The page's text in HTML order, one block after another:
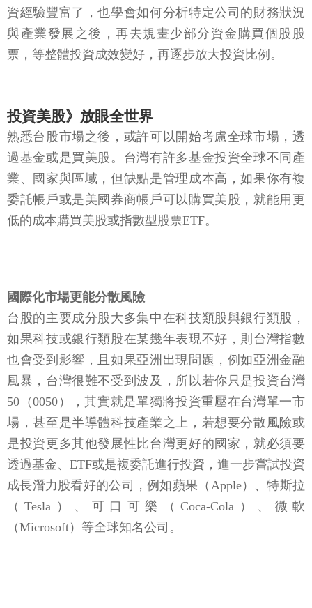
資經驗豐富了，也學會如何分析特定公司的財務狀況
與產業發展之後，再去規畫少部分資金購買個股股
票，等整體投資成效變好，再逐步放大投資比例。
投資美股》放眼全世界
熟悉台股市場之後，或許可以開始考慮全球市場，透
過基金或是買美股。台灣有許多基金投資全球不同產
業、國家與區域，但缺點是管理成本高，如果你有複
委託帳戶或是美國券商帳戶可以購買美股，就能用更
低的成本購買美股或指數型股票ETF。
國際化市場更能分散風險
台股的主要成分股大多集中在科技類股與銀行類股，
如果科技或銀行類股在某幾年表現不好，則台灣指數
也會受到影響，且如果亞洲出現問題，例如亞洲金融
風暴，台灣很難不受到波及，所以若你只是投資台灣
50（0050），其實就是單獨將投資重壓在台灣單一市
場，甚至是半導體科技產業之上，若想要分散風險或
是投資更多其他發展性比台灣更好的國家，就必須要
透過基金、ETF或是複委託進行投資，進一步嘗試投資
成長潛力股看好的公司，例如蘋果（Apple）、特斯拉
（Tesla）、可口可樂（Coca-Cola）、微軟
（Microsoft）等全球知名公司。